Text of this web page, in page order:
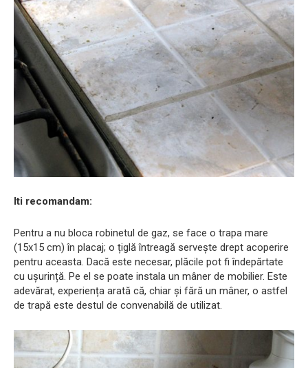
Iti recomandam:
Pentru a nu bloca robinetul de gaz, se face o trapa mare
(15x15 cm) în placaj; o țiglă întreagă servește drept acoperire
pentru aceasta. Dacă este necesar, plăcile pot fi îndepărtate
cu ușurință. Pe el se poate instala un mâner de mobilier. Este
adevărat, experiența arată că, chiar și fără un mâner, o astfel
de trapă este destul de convenabilă de utilizat.